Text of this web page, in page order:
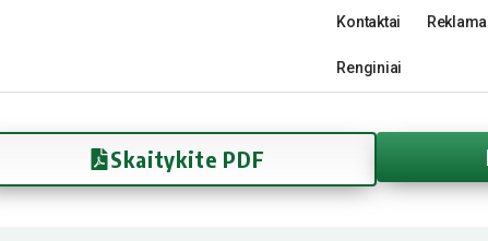
Kontaktai Reklama
Renginiai
Skaitykite PDF